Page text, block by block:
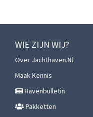
WIE ZIJN WIJ?
Over Jachthaven.nl
Maak Kennis
Havenbulletin
Pakketten